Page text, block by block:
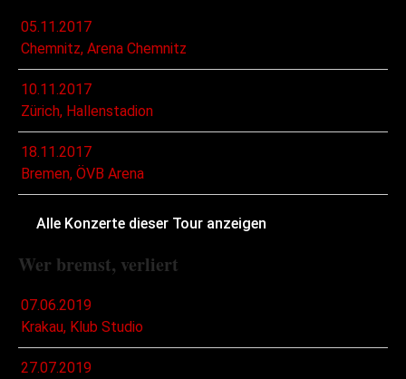
05.11.2017
Chemnitz, Arena Chemnitz
10.11.2017
Zürich, Hallenstadion
18.11.2017
Bremen, ÖVB Arena
Alle Konzerte dieser Tour anzeigen
Wer bremst, verliert
07.06.2019
Krakau, Klub Studio
27.07.2019